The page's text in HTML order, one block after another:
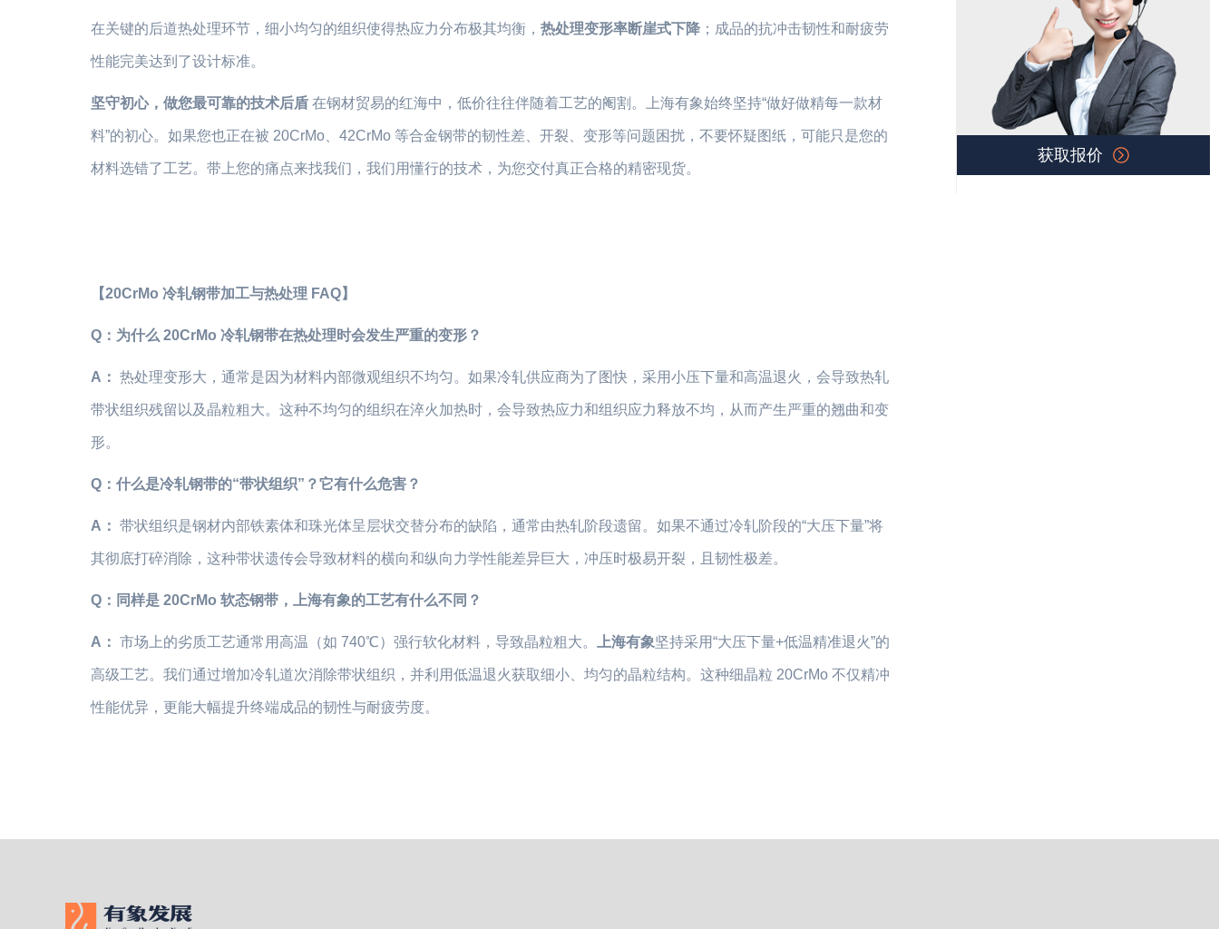
在关键的后道热处理环节，细小均匀的组织使得热应力分布极其均衡， 热处理变形率断崖式下降 ；成品的抗冲击韧性和耐疲劳
性能完美达到了设计标准。
坚守初心，做您最可靠的技术后盾 在钢材贸易的红海中，低价往往伴随着工艺的阉割。上海有象始终坚持“做好做精每一款材
料”的初心。如果您也正在被 20CrMo、42CrMo 等合金钢带的韧性差、开裂、变形等问题困扰，不要怀疑图纸，可能只是您的
材料选错了工艺。带上您的痛点来找我们，我们用懂行的技术，为您交付真正合格的精密现货。
【20CrMo 冷轧钢带加工与热处理 FAQ】
Q：为什么 20CrMo 冷轧钢带在热处理时会发生严重的变形？
A： 热处理变形大，通常是因为材料内部微观组织不均匀。如果冷轧供应商为了图快，采用小压下量和高温退火，会导致热轧
带状组织残留以及晶粒粗大。这种不均匀的组织在淬火加热时，会导致热应力和组织应力释放不均，从而产生严重的翘曲和变
形。
Q：什么是冷轧钢带的“带状组织”？它有什么危害？
A： 带状组织是钢材内部铁素体和珠光体呈层状交替分布的缺陷，通常由热轧阶段遗留。如果不通过冷轧阶段的“大压下量”将
其彻底打碎消除，这种带状遗传会导致材料的横向和纵向力学性能差异巨大，冲压时极易开裂，且韧性极差。
Q：同样是 20CrMo 软态钢带，上海有象的工艺有什么不同？
A： 市场上的劣质工艺通常用高温（如 740℃）强行软化材料，导致晶粒粗大。 上海有象坚持采用“大压下量+低温精准退火”的
高级工艺。我们通过增加冷轧道次消除带状组织，并利用低温退火获取细小、均匀的晶粒结构。这种细晶粒 20CrMo 不仅精冲
性能优异，更能大幅提升终端成品的韧性与耐疲劳度。
获取报价